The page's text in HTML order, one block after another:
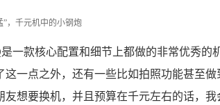
是一款核心配置和细节上都做的非常优秀
这一点之外，还有一些比如拍照功能甚至
友想要换机，并且预算在千元左右的话，我